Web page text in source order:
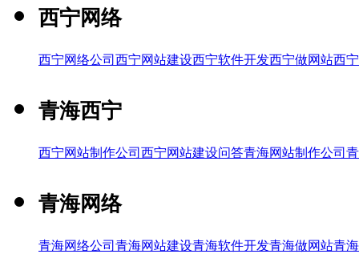
西宁网络
西宁网络公司 西宁网站建设西宁软件开发西宁做网站西
青海西宁
西宁网站制作公司 西宁网站建设问答青海网站制作公司
青海网络
青海网络公司 青海网站建设青海软件开发青海做网站青